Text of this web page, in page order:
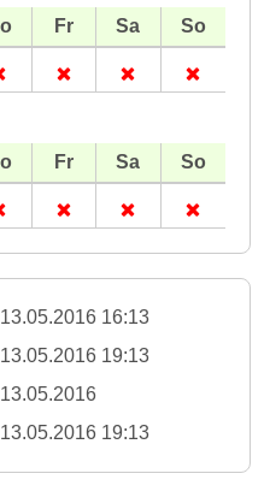
13.05.2016 16:13
13.05.2016 19:13
13.05.2016
13.05.2016 19:13